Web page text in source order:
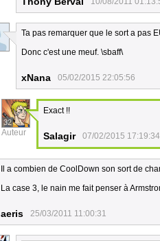
Ta pas remarquer que le sort a pas
Donc c'est une meuf. \sbaff\
xNana 05/02/2015 22:05:56
32
Auteur
Exact !!
Salagir 07/02/2015 17:19:34
Il a combien de CoolDown son sort de
La case 3, le nain me fait penser à
aeris 25/03/2011 11:00:31